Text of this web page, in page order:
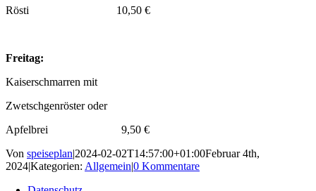
Rösti 10,50 €
Freitag:
Kaiserschmarren mit
Zwetschgenröster oder
Apfelbrei 9,50 €
Von speiseplan|2024-02-02T14:57:00+01:00Februar 4th,
2024|Kategorien: Allgemein|0 Kommentare